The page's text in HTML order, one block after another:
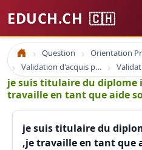
EDUCH.CH 🇨🇭
Accueil Question
Validation d'acquis professionnel
je suis titulaire du
travaille en tant que aide
je suis titulaire du
,je travaille en tant que